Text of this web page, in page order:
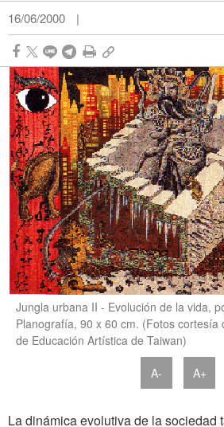
16/06/2000 |
Jungla urbana II - Evolución de la vida,
Planografía, 90 x 60 cm. (Fotos cortesía
de Educación Artística de Taiwan)
A- A+
La dinámica evolutiva de la sociedad